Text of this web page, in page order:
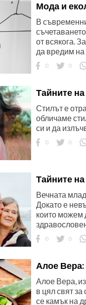
Мода и
В
от всякога.
да вредим на
0 0
Тайните
Стилът е
обличаме
си и да
0 0
Тайните
Вечната
Докато е
които можем
0 0
Алое Вера:
Алое Вера,
в цял свят
се камък на